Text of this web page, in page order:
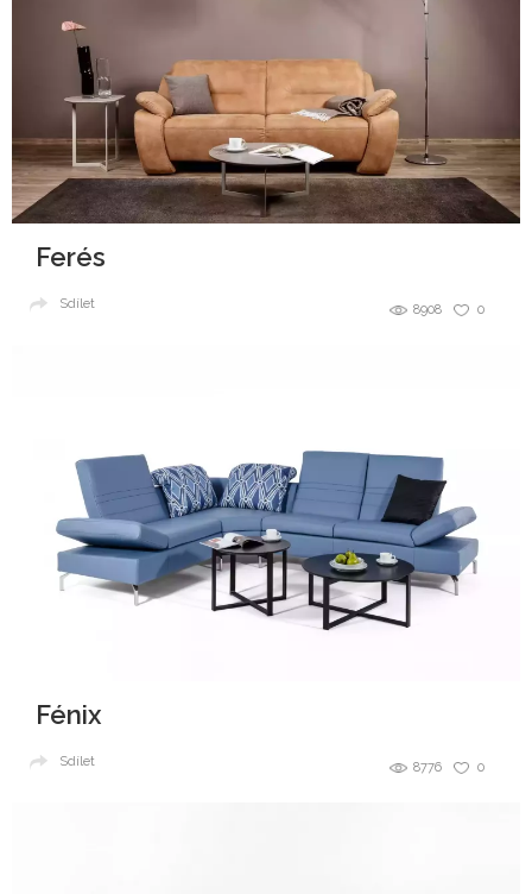
Ferés
0
8908
Sdílet
Fénix
0
8776
Sdílet